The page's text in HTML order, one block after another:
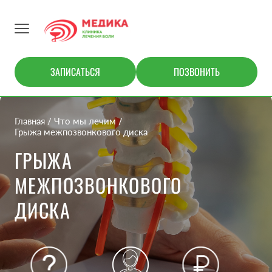
ЗАПИСАТЬСЯ ПОЗВОНИТЬ
Главная
Что мы лечим
Грыжа межпозвонкового диска
ГРЫЖА
МЕЖПОЗВОНКОВОГО
ДИСКА